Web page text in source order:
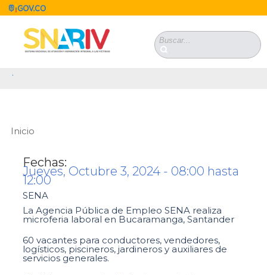
Pasar al contenido principal
Formulario de
búsqueda
.
Se encuentra usted aquí
Inicio
Fechas:
Jueves, Octubre 3, 2024 - 08:00 hasta
12:00
SENA
La Agencia Pública de Empleo SENA realiza
microferia laboral en Bucaramanga, Santander
60 vacantes para conductores, vendedores,
logísticos, piscineros, jardineros y auxiliares de
servicios generales.